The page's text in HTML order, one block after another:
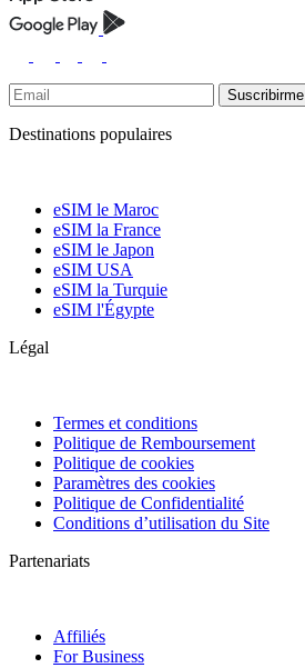
Suscribirme
Destinations populaires
eSIM le Maroc
eSIM la France
eSIM le Japon
eSIM USA
eSIM la Turquie
eSIM l'Égypte
Légal
Termes et conditions
Politique de Remboursement
Politique de cookies
Paramètres des cookies
Politique de Confidentialité
Conditions d’utilisation du Site
Partenariats
Affiliés
For Business